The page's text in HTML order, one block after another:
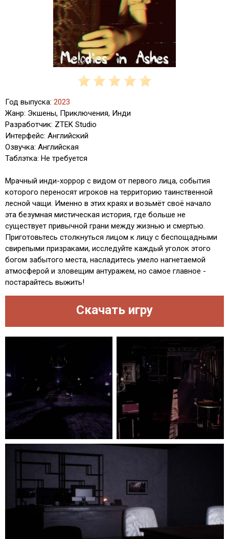
Год выпуска: 2023
Жанр: Экшены, Приключения, Инди
Разработчик: ZTEK Studio
Интерфейс: Английский
Озвучка: Английская
Таблэтка: Не требуется
Мрачный инди-хоррор с видом от первого лица, события
которого переносят игроков на территорию таинственной
лесной чащи. Именно в этих краях и возьмёт своё начало
эта безумная мистическая история, где больше не
существует привычной грани между жизнью и смертью.
Приготовьтесь столкнуться лицом к лицу с беспощадными
свирепыми призраками, исследуйте каждый уголок этого
богом забытого места, насладитесь умело нагнетаемой
атмосферой и зловещим антуражем, но самое главное -
постарайтесь выжить!
Скачать игру